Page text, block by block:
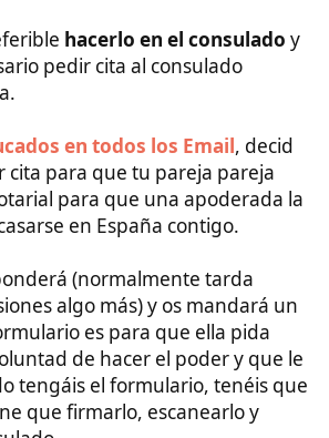
claro de quien la va a
este poder en el consulado y
los problemas mencionados y
no te complicas la vida, ellos
en plan plantillas que
ofNoMarriage), Esto es el
acredita que la novia está
en laPSA
( PHILIPPINE
), y necesitas pedir cita